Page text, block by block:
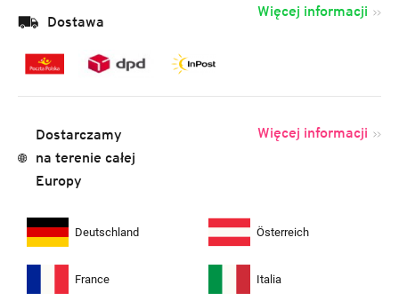
Dostawa
Więcej informacji
Dostarczamy
na terenie całej
Europy
Więcej informacji
Deutschland Österreich
France Italia